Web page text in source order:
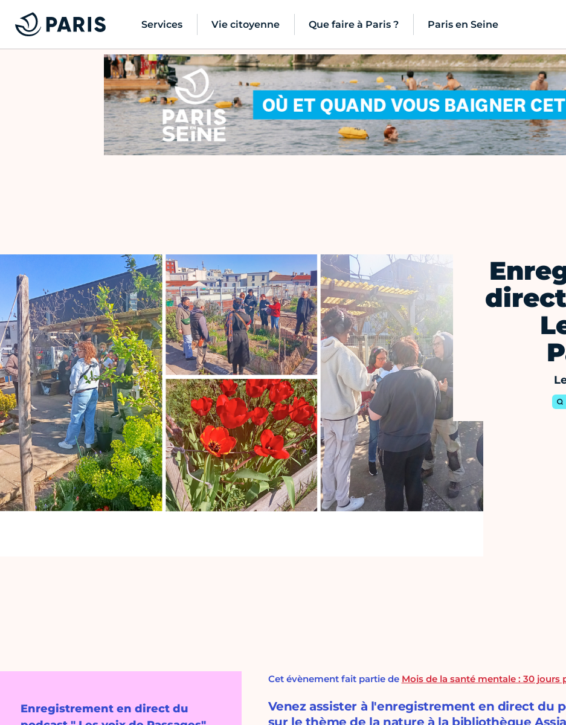
Services Vie citoyenne Que faire à Paris ? Paris en Seine
Enregistrement en direct du
Cet évènement fait partie de Mois de la santé mentale : 30 jours
Venez assister à l'enregistrement en direct du
sur le thème de la nature à la bibliothèque